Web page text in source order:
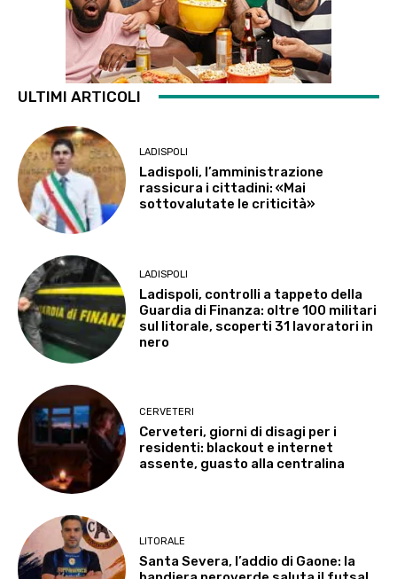
ULTIMI ARTICOLI
LADISPOLI
Ladispoli, l’amministrazione
rassicura i cittadini: «Mai
sottovalutate le criticità»
LADISPOLI
Ladispoli, controlli a tappeto della
Guardia di Finanza: oltre 100 militari
sul litorale, scoperti 31 lavoratori in
nero
CERVETERI
Cerveteri, giorni di disagi per i
residenti: blackout e internet
assente, guasto alla centralina
LITORALE
Santa Severa, l’addio di Gaone: la